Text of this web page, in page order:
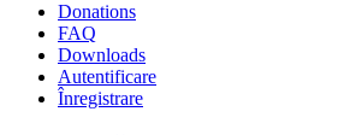
Donations
FAQ
Downloads
Autentificare
Înregistrare